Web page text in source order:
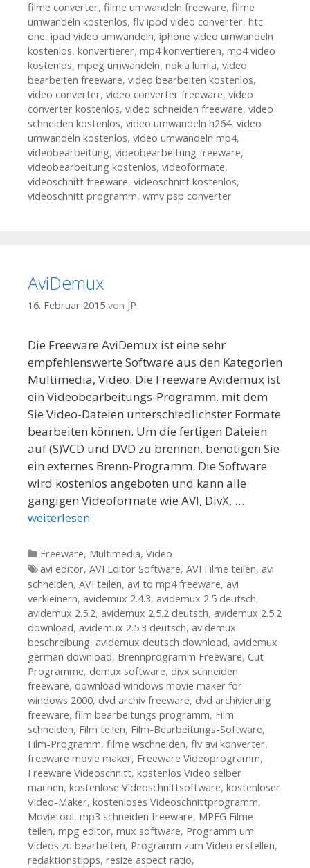
filme converter, filme umwandeln freeware, filme
umwandeln kostenlos, flv ipod video converter, htc
one, ipad video umwandeln, iphone video umwandeln
kostenlos, konvertierer, mp4 konvertieren, mp4 video
kostenlos, mpeg umwandeln, nokia lumia, video
bearbeiten freeware, video bearbeiten kostenlos,
video converter, video converter freeware, video
converter kostenlos, video schneiden freeware, video
schneiden kostenlos, video umwandeln h264, video
umwandeln kostenlos, video umwandeln mp4,
videobearbeitung, videobearbeitung freeware,
videobearbeitung kostenlos, videoformate,
videoschnitt freeware, videoschnitt kostenlos,
videoschnitt programm, wmv psp converter
AviDemux
16. Februar 2015 von JP
Die Freeware AviDemux ist eine sehr
empfehlenswerte Software aus den Kategorien
Multimedia, Video. Die Freeware Avidemux ist
ein Videobearbeitungs-Programm, mit dem
Sie Video-Dateien unterschiedlichster Formate
bearbeiten können. Um die fertigen Dateien
auf (S)VCD und DVD zu brennen, benötigen Sie
ein externes Brenn-Programm. Die Software
wird kostenlos angeboten und kann alle
gängigen Videoformate wie AVI, DivX, …
weiterlesen
Kategorien
Freeware, Multimedia, Video
Tags
avi editor, AVI Editor Software, AVI Filme teilen, avi
schneiden, AVI teilen, avi to mp4 freeware, avi
verkleinern, avidemux 2.4.3, avidemux 2.5 deutsch,
avidemux 2.5.2, avidemux 2.5.2 deutsch, avidemux 2.5.2
download, avidemux 2.5.3 deutsch, avidemux
beschreibung, avidemux deutsch download, avidemux
german download, Brennprogramm Freeware, Cut
Programme, demux software, divx schneiden
freeware, download windows movie maker for
windows 2000, dvd archiv freeware, dvd archivierung
freeware, film bearbeitungs programm, Film
schneiden, Film teilen, Film-Bearbeitungs-Software,
Film-Programm, filme wschneiden, flv avi konverter,
freeware movie maker, Freeware Videoprogramm,
Freeware Videoschnitt, kostenlos Video selber
machen, kostenlose Videoschnittsoftware, kostenloser
Video-Maker, kostenloses Videoschnittprogramm,
Movietool, mp3 schneiden freeware, MPEG Filme
teilen, mpg editor, mux software, Programm um
Videos zu bearbeiten, Programm zum Video erstellen,
redaktionstipps, resize aspect ratio,